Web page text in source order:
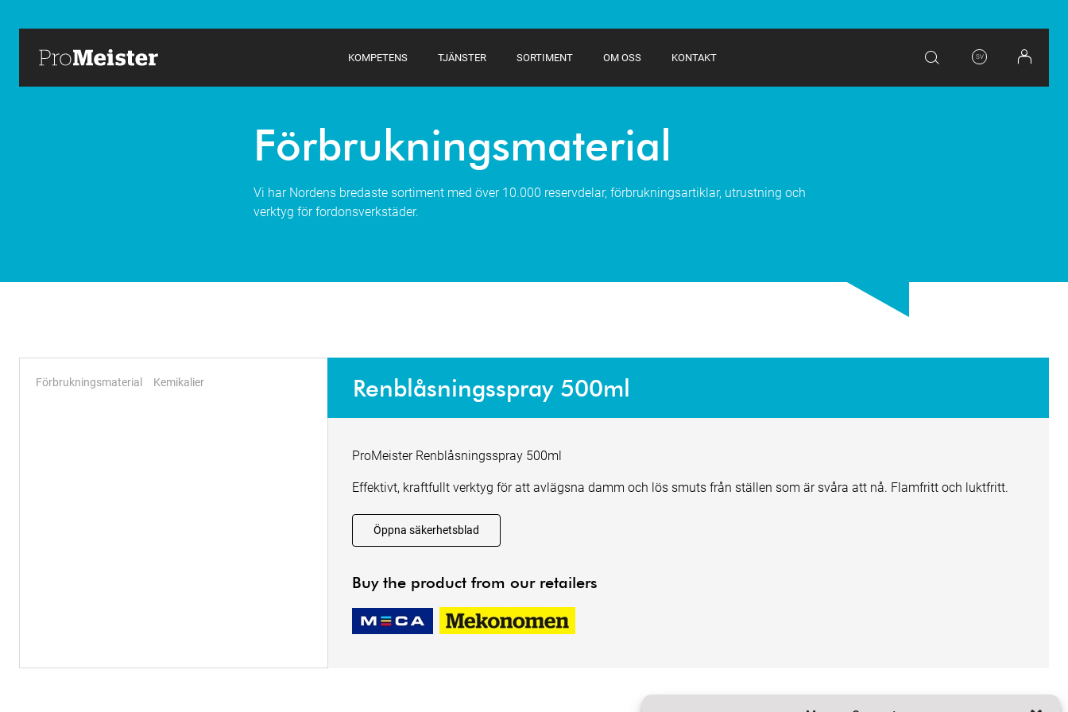
KOMPETENS TJÄNSTER SORTIMENT OM OSS KONTAKT SV
Förbrukningsmaterial
Vi har Nordens bredaste sortiment med över 10.000 reservdelar, förbrukningsartiklar, utrustning och
verktyg för fordonsverkstäder.
Förbrukningsmaterial Kemikalier Renblåsningsspray 500ml
ProMeister Renblåsningsspray 500ml
Effektivt, kraftfullt verktyg för att avlägsna damm och lös smuts från ställen som är svåra att nå. Flamfritt och luktfritt.
Öppna säkerhetsblad
Buy the product from our retailers